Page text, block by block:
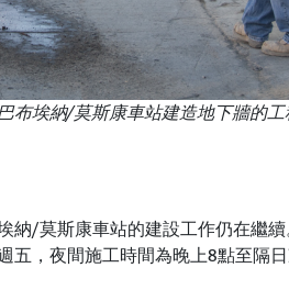
布埃納/莫斯康車站建造地下牆的工
納/莫斯康車站的建設工作仍在繼
，夜間施工時間為晚上8點至隔日